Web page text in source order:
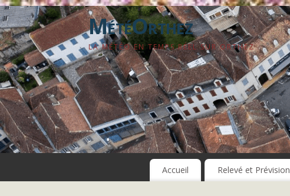
MétéOrthez
LA MÉTÉO EN TEMPS RÉEL SUR ORTHEZ
Accueil Relevé et Prévision